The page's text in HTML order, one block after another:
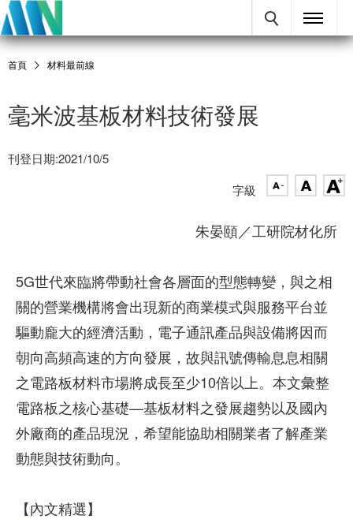
首頁 材料最前線
毫米波基板材料技術發展
刊登日期:2021/10/5
字級
朱晏頤／工研院材化所
5G世代來臨將帶動社會各層面的型態轉變，與之相
關的營業機構將會出現新的商業模式與服務平台並
驅動龐大的經濟活動，電子通訊產品與設備將因而
朝向高頻高速的方向發展，故與訊號傳輸息息相關
之電路板材料市場將成長至少10倍以上。本文彙整
電路板之核心基礎—基板材料之發展趨勢以及國內
外廠商的產品現況，希望能協助相關業者了解產業
動態與技術動向。
【內文精選】